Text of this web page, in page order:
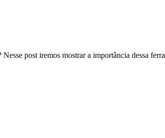
post iremos mostrar a importância dessa